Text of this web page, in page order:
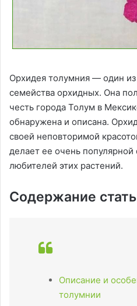
Орхидея толумния — один из
семейства орхидных. Она
честь города Толум в
обнаружена и описана.
своей неповторимой
делает ее очень популярной
любителей этих растений.
Содержание
Описание и
толумнии